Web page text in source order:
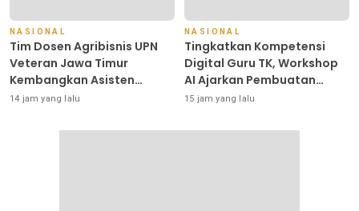
NASIONAL
Tim Dosen Agribisnis UPN
Veteran Jawa Timur
Kembangkan Asisten
Keuangan Berbasis AI untuk
14 jam yang lalu
NASIONAL
Tingkatkan Kompetensi
Digital Guru TK, Workshop
AI Ajarkan Pembuatan
Media Ajar Berbasis
15 jam yang lalu